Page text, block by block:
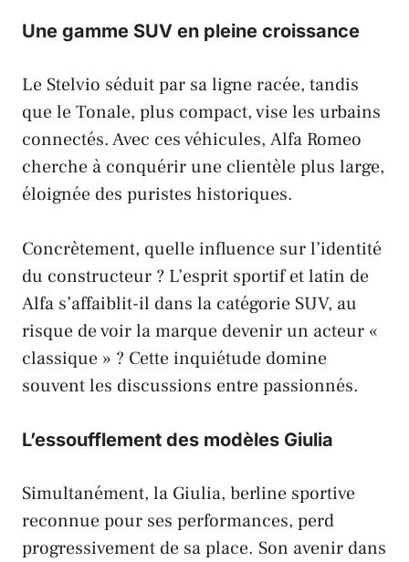
Une gamme SUV en pleine croissance
Le Stelvio séduit par sa ligne racée, tandis
que leTonale, plus compact, vise les urbains
connectés. Avec ces véhicules, Alfa Romeo
cherche à conquérir une clientèle plus large,
éloignée des puristes historiques.
Concrètement, quelle influence sur l’identité
du constructeur ? L’esprit sportif et latin de
Alfa s’affaiblit-il dans la catégorie SUV, au
risque de voir la marque devenir un acteur «
classique » ? Cette inquiétude domine
souvent les discussions entre passionnés.
L’essoufflement des modèles Giulia
Simultanément, la Giulia, berline sportive
reconnue pour ses performances, perd
progressivement de sa place. Son avenir dans